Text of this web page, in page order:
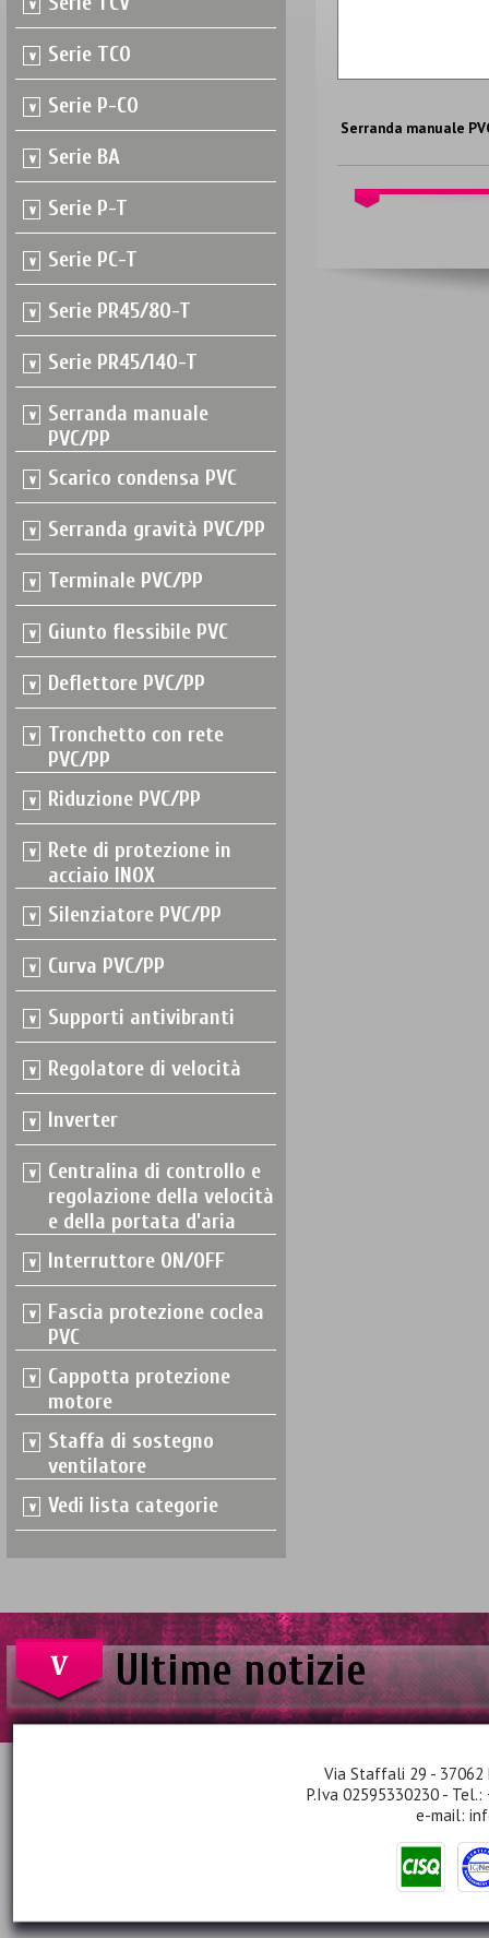
Serie TCO
Serie P-CO
Serie BA
Serie P-T
Serie PC-T
Serie PR45/80-T
Serie PR45/140-T
Serranda manuale
PVC/PP
Scarico condensa PVC
Serranda gravità PVC/PP
Terminale PVC/PP
Giunto flessibile PVC
Deflettore PVC/PP
Tronchetto con rete
PVC/PP
Riduzione PVC/PP
Rete di protezione in
acciaio INOX
Silenziatore PVC/PP
Curva PVC/PP
Supporti antivibranti
Regolatore di velocità
Inverter
Centralina di controllo e
regolazione della velocità
e della portata d'aria
Interruttore ON/OFF
Fascia protezione coclea
PVC
Cappotta protezione
motore
Staffa di sostegno
ventilatore
Vedi lista categorie
Serranda manuale
Ultime notizie
Via Staffali 29 - 37062
P.Iva 02595330230 -
e-mail: